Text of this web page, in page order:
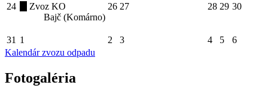
24
Zvoz KO
Bajč (Komárno)
26 27 28 29 30
31 1 2 3 4 5
6
Kalendár zvozu odpadu
Fotogaléria